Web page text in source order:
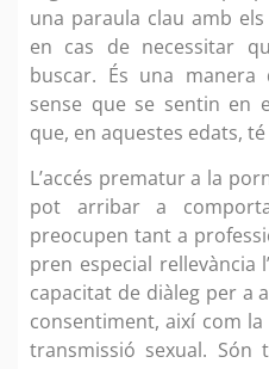
una paraula clau amb
en cas de necessitar
buscar. És una manera
sense que se sentin en
que, en aquestes edats,
L’accés prematur a la
pot arribar a
preocupen tant a
pren especial rellevància
capacitat de diàleg per a
consentiment, així com
transmissió sexual. Són